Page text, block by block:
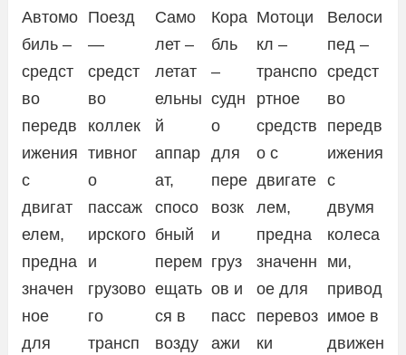
Автомо
биль –
средст
во
передв
ижения
с
двигат
елем,
предна
значен
ное
для
Поезд
—
средст
во
коллек
тивног
о
пассаж
ирского
и
грузово
го
трансп
Само
лет –
летат
ельны
й
аппар
ат,
спосо
бный
перем
ещать
ся в
возду
Кора
бль
–
судн
о
для
пере
возк
и
груз
ов и
пасс
ажи
Мотоци
кл –
транспо
ртное
средств
о с
двигате
лем,
предна
значенн
ое для
перевоз
ки
Велоси
пед –
средст
во
передв
ижения
с
двумя
колеса
ми,
привод
имое в
движен